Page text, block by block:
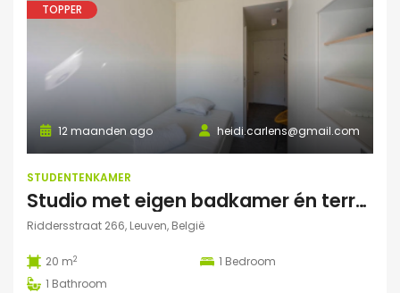
TOPPER
heidi.carlens@gmail.com
12 maanden ago
STUDENTENKAMER
Studio met eigen badkamer én terrasje
Riddersstraat 266, Leuven, België
20 m2 1 Bedroom
1 Bathroom